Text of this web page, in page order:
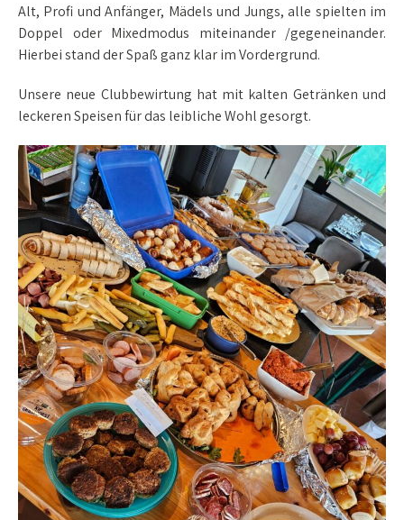
Alt, Profi und Anfänger, Mädels und Jungs, alle spielten im
Doppel oder Mixedmodus miteinander /gegeneinander.
Hierbei stand der Spaß ganz klar im Vordergrund.
Unsere neue Clubbewirtung hat mit kalten Getränken und
leckeren Speisen für das leibliche Wohl gesorgt.